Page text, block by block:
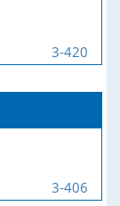
3-420
3-406